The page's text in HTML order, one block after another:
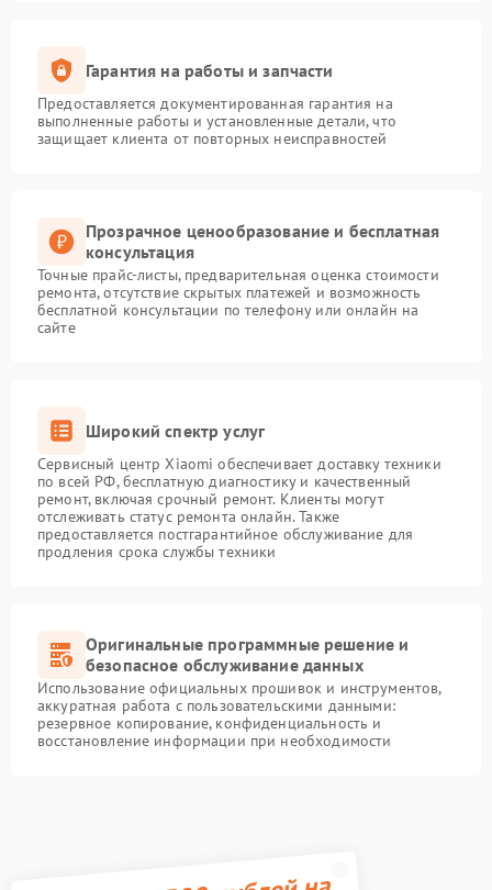
Гарантия на работы и запчасти
Предоставляется документированная гарантия на
выполненные работы и установленные детали, что
защищает клиента от повторных неисправностей
Прозрачное ценообразование и бесплатная
консультация
Точные прайс-листы, предварительная оценка стоимости
ремонта, отсутствие скрытых платежей и возможность
бесплатной консультации по телефону или онлайн на
сайте
Широкий спектр услуг
Сервисный центр Xiaomi обеспечивает доставку техники
по всей РФ, бесплатную диагностику и качественный
ремонт, включая срочный ремонт. Клиенты могут
отслеживать статус ремонта онлайн. Также
предоставляется постгарантийное обслуживание для
продления срока службы техники
Оригинальные программные решение и
безопасное обслуживание данных
Использование официальных прошивок и инструментов,
аккуратная работа с пользовательскими данными:
резервное копирование, конфиденциальность и
восстановление информации при необходимости